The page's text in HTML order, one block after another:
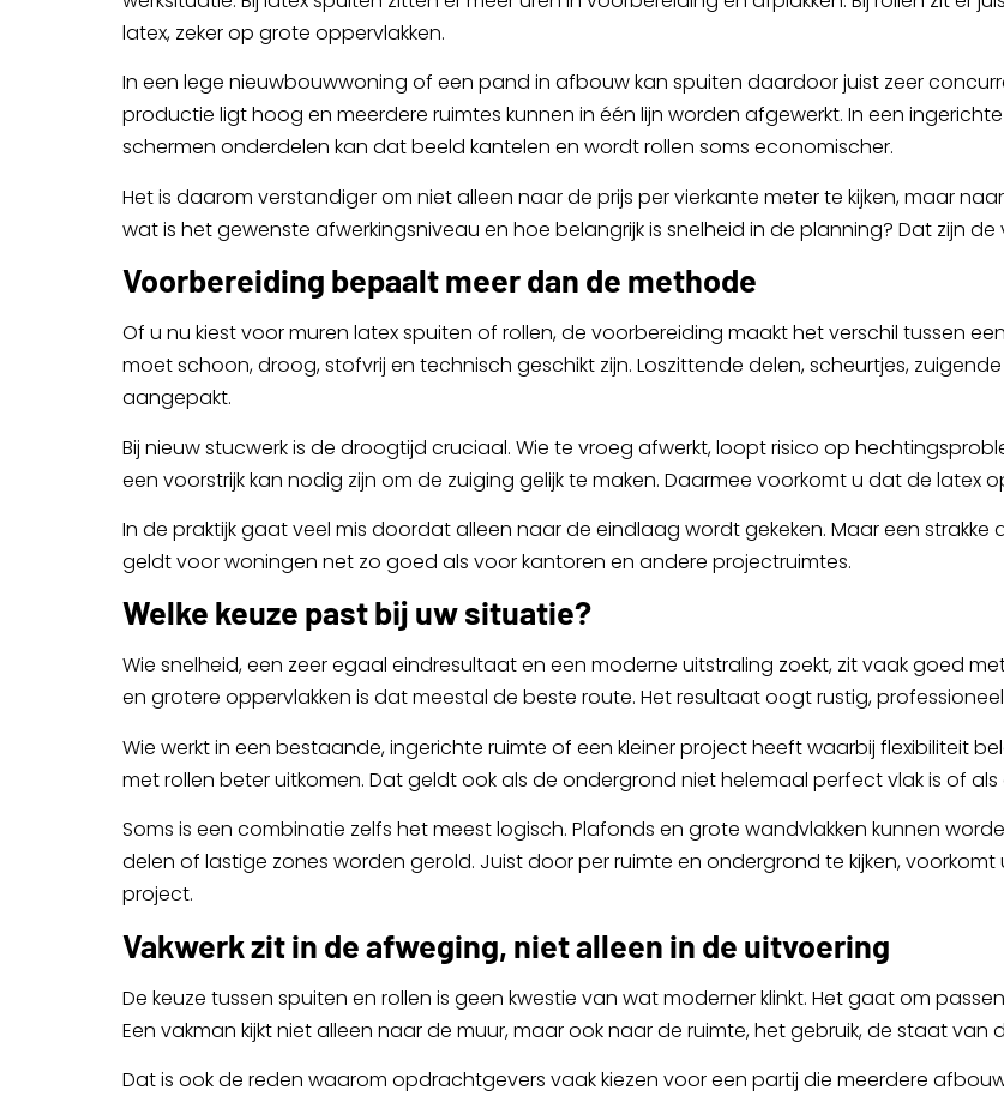
latex, zeker op grote oppervlakken.
In een lege nieuwbouwwoning of een pand in afbouw kan spuiten daardoor juist zeer
productie ligt hoog en meerdere ruimtes kunnen in één lijn worden afgewerkt. In een
schermen onderdelen kan dat beeld kantelen en wordt rollen soms economischer.
Het is daarom verstandiger om niet alleen naar de prijs per vierkante meter te kijken, maar
wat is het gewenste afwerkingsniveau en hoe belangrijk is snelheid in de planning? Dat zijn
Voorbereiding bepaalt meer dan de methode
Of u nu kiest voor muren latex spuiten of rollen, de voorbereiding maakt het verschil tussen
moet schoon, droog, stofvrij en technisch geschikt zijn. Loszittende delen, scheurtjes,
aangepakt.
Bij nieuw stucwerk is de droogtijd cruciaal. Wie te vroeg afwerkt, loopt risico op
een voorstrijk kan nodig zijn om de zuiging gelijk te maken. Daarmee voorkomt u dat de latex
In de praktijk gaat veel mis doordat alleen naar de eindlaag wordt gekeken. Maar een
geldt voor woningen net zo goed als voor kantoren en andere projectruimtes.
Welke keuze past bij uw situatie?
Wie snelheid, een zeer egaal eindresultaat en een moderne uitstraling zoekt, zit vaak goed
en grotere oppervlakken is dat meestal de beste route. Het resultaat oogt rustig,
Wie werkt in een bestaande, ingerichte ruimte of een kleiner project heeft waarbij flexibiliteit
met rollen beter uitkomen. Dat geldt ook als de ondergrond niet helemaal perfect vlak is of
Soms is een combinatie zelfs het meest logisch. Plafonds en grote wandvlakken kunnen
delen of lastige zones worden gerold. Juist door per ruimte en ondergrond te kijken,
project.
Vakwerk zit in de afweging, niet alleen in de uitvoering
De keuze tussen spuiten en rollen is geen kwestie van wat moderner klinkt. Het gaat om
Een vakman kijkt niet alleen naar de muur, maar ook naar de ruimte, het gebruik, de staat
Dat is ook de reden waarom opdrachtgevers vaak kiezen voor een partij die meerdere